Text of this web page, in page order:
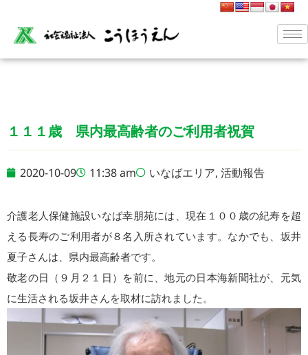
１１１歳 県内最高齢者のご利用者祝賀
2020-10-09 11:38 am いなばエリア, 活動報告
介護老人保健施設いなば幸朋苑には、現在１００歳の紀寿を超
える長寿のご利用者が８名入所されています。なかでも、坂井
夏子さんは、県内最高齢者です。
敬老の日（９月２１日）を前に、地元の日本海新聞社が、元気
に生活される坂井さんを取材に訪れました。